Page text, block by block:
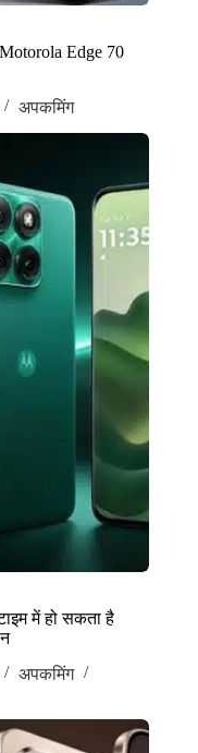
Edge 70
अपकमिंग
में हो सकता है
अपकमिंग